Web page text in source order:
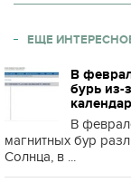
ЕЩЕ
В
бурь из-
В
магнитных бур
Солнца, в ...